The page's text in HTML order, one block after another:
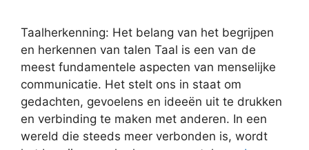
Taalherkenning: Het belang van het begrijpen
en herkennen van talen Taal is een van de
meest fundamentele aspecten van menselijke
communicatie. Het stelt ons in staat om
gedachten, gevoelens en ideeën uit te drukken
en verbinding te maken met anderen. In een
wereld die steeds meer verbonden is, wordt